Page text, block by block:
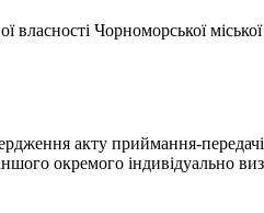
Чорноморської
акту приймання-
окремого індивідуально